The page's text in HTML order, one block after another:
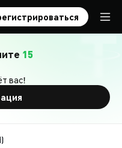
15
вас!